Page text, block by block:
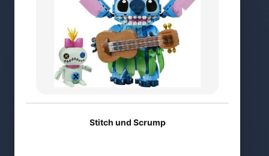
Stitch und Scrump